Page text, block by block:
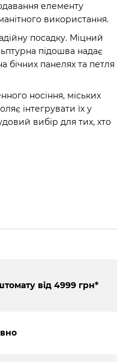
елементу
використання.
посадку. Міцний
підошва надає
панелях та петля
носіння, міських
інтегрувати їх у
вибір для тих, хто
від 4999 грн*